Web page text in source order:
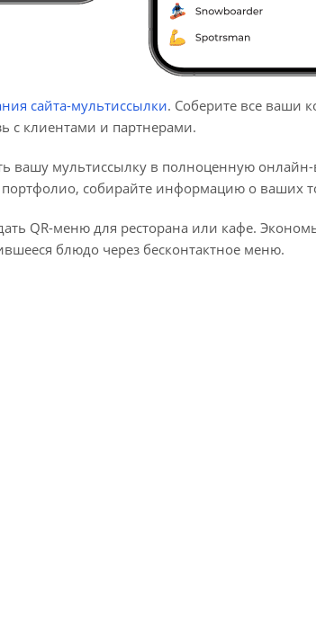
сайта-мультиссылки. Соберите все ваши
с клиентами и партнерами.
вашу мультиссылку в полноценную
собирайте информацию о ваших
QR-меню для ресторана или кафе.
блюдо через бесконтактное меню.